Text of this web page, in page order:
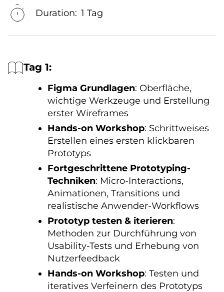
Duration: 1 Tag
Tag 1:
Figma Grundlagen: Oberfläche,
wichtige Werkzeuge und Erstellung
erster Wireframes
Hands-on Workshop: Schrittweises
Erstellen eines ersten klickbaren
Prototyps
Fortgeschrittene Prototyping-
Techniken: Micro-Interactions,
Animationen, Transitions und
realistische Anwender-Workflows
Prototyp testen & iterieren:
Methoden zur Durchführung von
Usability-Tests und Erhebung von
Nutzerfeedback
Hands-on Workshop: Testen und
iteratives Verfeinern des Prototyps